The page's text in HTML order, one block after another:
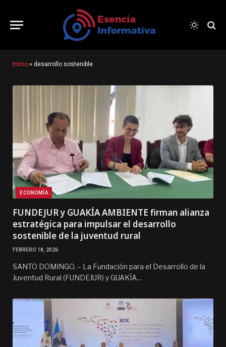
Inicio » desarrollo sostenible
ECONOMÍA
FUNDEJUR y GUAKÍA AMBIENTE firman alianza
estratégica para impulsar el desarrollo
sostenible de la juventud rural
FEBRERO 18, 2026
SANTO DOMINGO. – La Fundación para el Desarrollo de la
Juventud Rural (FUNDEJUR) y GUAKÍA…